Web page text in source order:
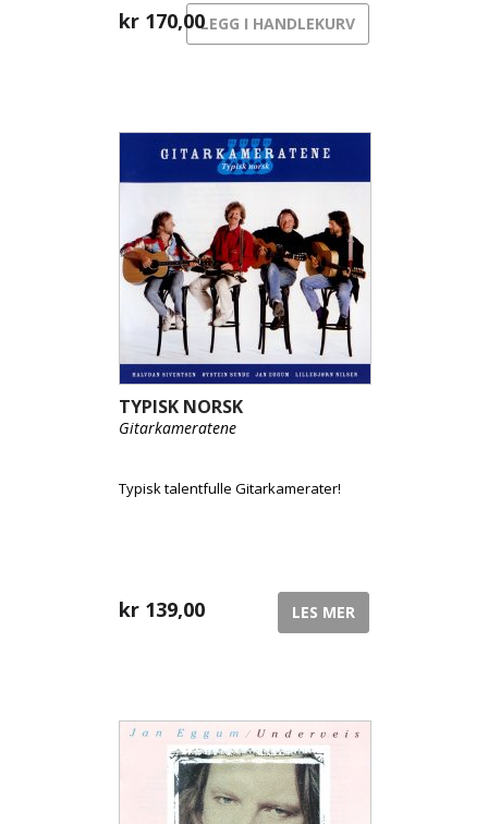
kr 170,00LEGG I HANDLEKURV
TYPISK NORSK
Gitarkameratene
Typisk talentfulle Gitarkamerater!
kr 139,00 LES MER